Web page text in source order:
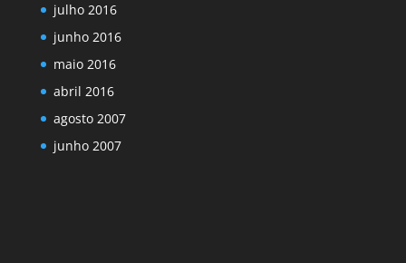
julho 2016
junho 2016
maio 2016
abril 2016
agosto 2007
junho 2007